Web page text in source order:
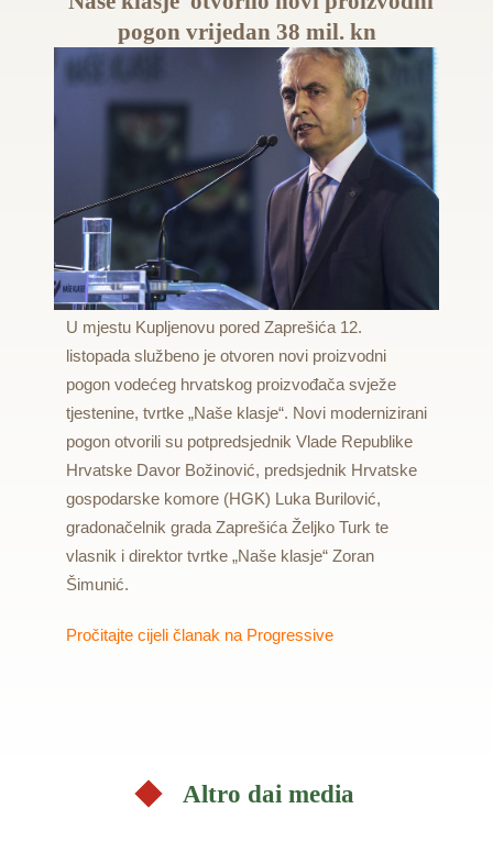
pogon vrijedan 38 mil. kn
U mjestu Kupljenovu pored Zaprešića 12.
listopada službeno je otvoren novi proizvodni
pogon vodećeg hrvatskog proizvođača svježe
tjestenine, tvrtke „Naše klasje“. Novi modernizirani
pogon otvorili su potpredsjednik Vlade Republike
Hrvatske Davor Božinović, predsjednik Hrvatske
gospodarske komore (HGK) Luka Burilović,
gradonačelnik grada Zaprešića Željko Turk te
vlasnik i direktor tvrtke „Naše klasje“ Zoran
Šimunić.
Pročitajte cijeli članak na Progressive
Altro dai media